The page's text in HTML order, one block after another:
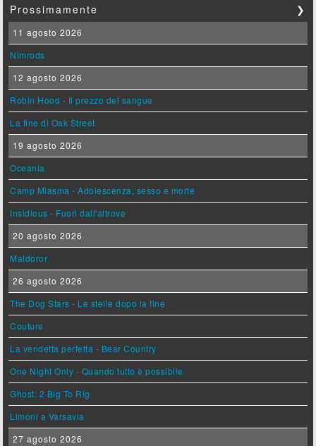
Prossimamente ❯
11 agosto 2026
Nimrods
12 agosto 2026
Robin Hood - Il prezzo del sangue
La fine di Oak Street
19 agosto 2026
Oceania
Camp Miasma - Adolescenza, sesso e morte
Insidious - Fuori dall'altrove
20 agosto 2026
Maldoror
26 agosto 2026
The Dog Stars - Le stelle dopo la fine
Couture
La vendetta perfetta - Bear Country
One Night Only - Quando tutto è possibile
Ghost: 2 Big To Rig
Limoni a Varsavia
27 agosto 2026